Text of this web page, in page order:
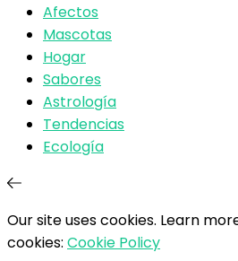
Afectos
Mascotas
Hogar
Sabores
Astrología
Tendencias
Ecología
Our site uses cookies. Learn
cookies: Cookie Policy